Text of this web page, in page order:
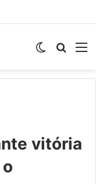
Switch skin
vitória